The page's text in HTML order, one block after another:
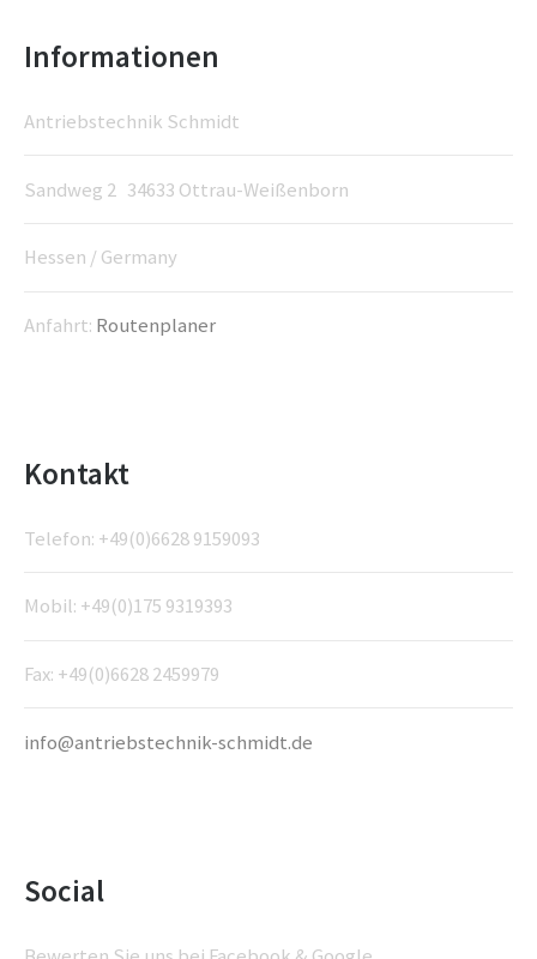
Informationen
Antriebstechnik Schmidt
Sandweg 2 34633 Ottrau-Weißenborn
Hessen / Germany
Anfahrt: Routenplaner
Kontakt
Telefon: +49(0)6628 9159093
Mobil: +49(0)175 9319393
Fax: +49(0)6628 2459979
info@antriebstechnik-schmidt.de
Social